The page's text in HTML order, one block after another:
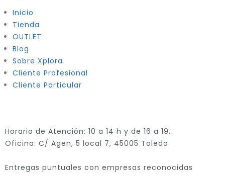
Inicio
Tienda
OUTLET
Blog
Sobre Xplora
Cliente Profesional
Cliente Particular
Horario de Atención: 10 a 14 h y de 16 a 19.
Oficina: C/ Agen, 5 local 7, 45005 Toledo
Entregas puntuales con empresas reconocidas